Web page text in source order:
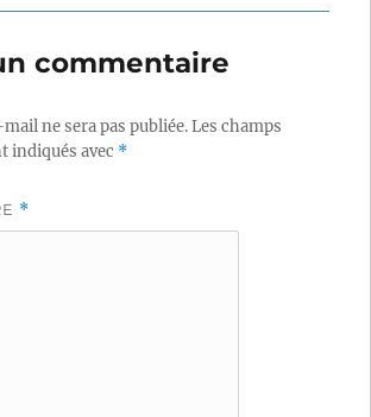
commentaire
ne sera pas publiée.Les champs
indiqués avec *
*